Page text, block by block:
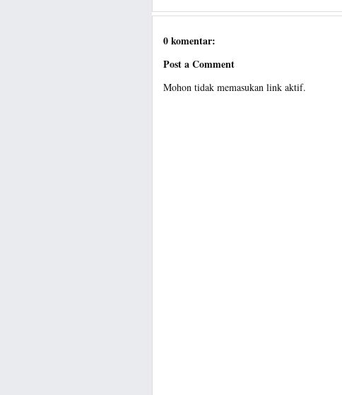
0 komentar:
Post a Comment
Mohon tidak memasukan link aktif.